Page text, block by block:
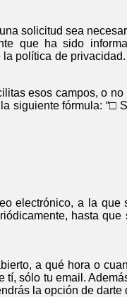
solicitud sea
que ha sido
política de privacidad.
esos campos, o
siguiente fórmula: “□
electrónico, a la que
hasta
a qué hora o
sólo tu email.
la opción de